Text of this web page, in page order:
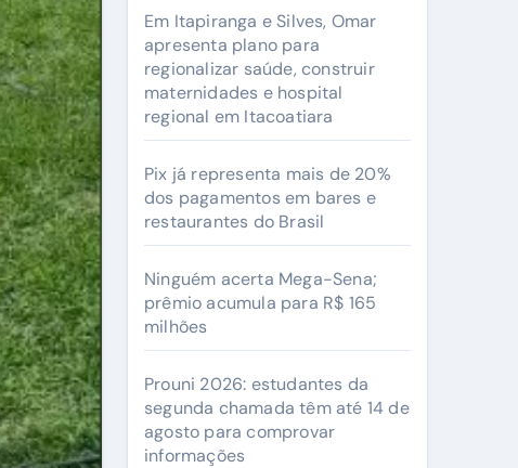
Em Itapiranga e Silves, Omar
apresenta plano para
regionalizar saúde, construir
maternidades e hospital
regional em Itacoatiara
Pix já representa mais de 20%
dos pagamentos em bares e
restaurantes do Brasil
Ninguém acerta Mega-Sena;
prêmio acumula para R$ 165
milhões
Prouni 2026: estudantes da
segunda chamada têm até 14 de
agosto para comprovar
informações